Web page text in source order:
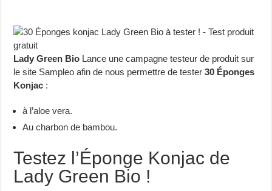
Lady Green Bio Lance une campagne testeur de produit sur
le site Sampleo afin de nous permettre de tester30 Éponges
Konjac :
à l’aloe vera.
Au charbon de bambou.
Testez l’Éponge Konjac de
Lady Green Bio !